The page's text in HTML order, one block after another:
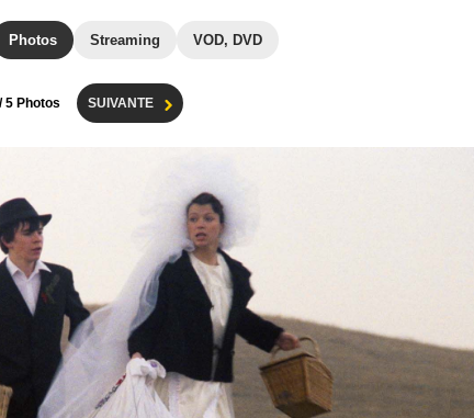
Photos Streaming VOD, DVD
/ 5 Photos SUIVANTE